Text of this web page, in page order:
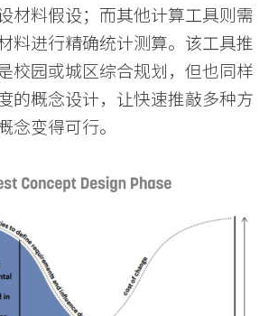
材料假设；而其他计算工具则需
料进行精确统计测算。该工具推
校园或城区综合规划，但也同样
的概念设计，让快速推敲多种方
念变得可行。